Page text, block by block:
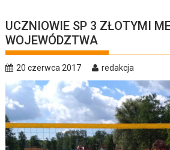
UCZNIOWIE SP 3 ZŁOTYMI
WOJEWÓDZTWA
20 czerwca 2017 redakcja